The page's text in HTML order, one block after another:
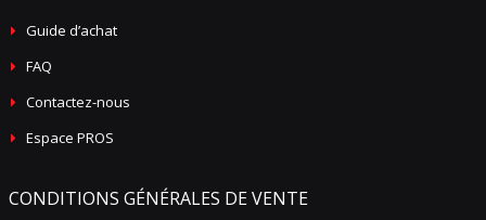
Guide d’achat
FAQ
Contactez-nous
Espace PROS
CONDITIONS GÉNÉRALES DE VENTE